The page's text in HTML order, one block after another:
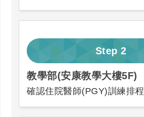
Step 2
教學部(安康教學大樓5F)
確認住院醫師(PGY)訓練排程